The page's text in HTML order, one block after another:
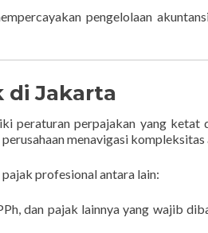
pengelolaan
di Jakarta
peraturan perpajakan yang ketat
menavigasi kompleksitas
profesional antara lain:
dan pajak lainnya yang wajib